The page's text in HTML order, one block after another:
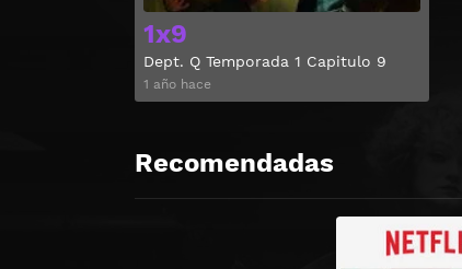
1x9
Dept. Q Temporada 1 Capitulo 9
1 año hace
Recomendadas